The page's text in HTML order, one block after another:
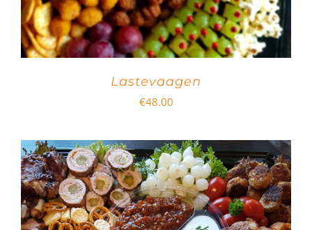
Lastevaagen
€48.00